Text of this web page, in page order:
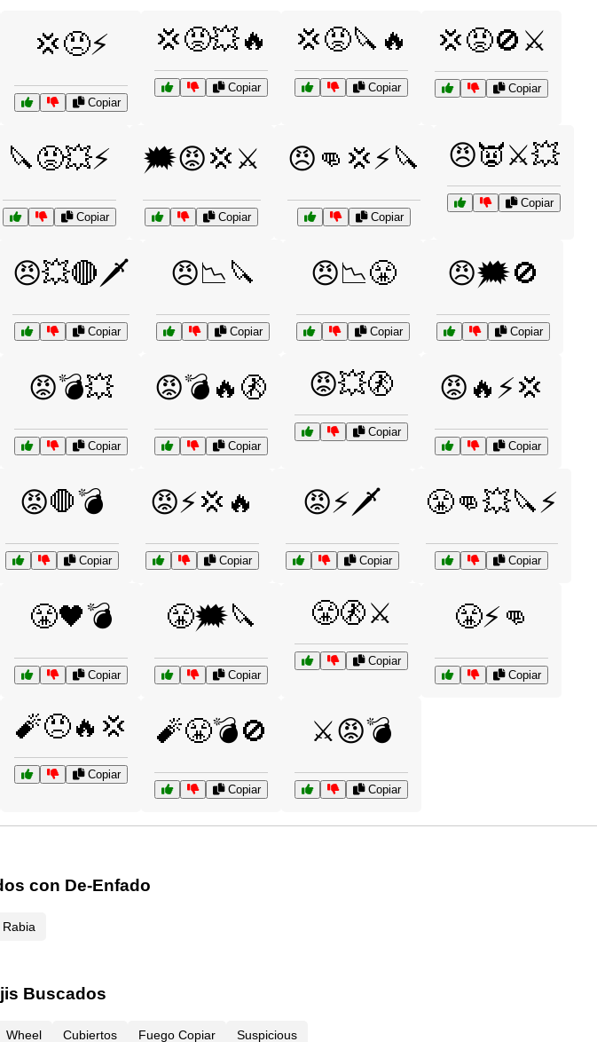
💢😠⚡
Copiar
💢😡💥🔥
Copiar
💢😡🔪🔥
Copiar
💢😡🚫⚔️
Copiar
🔪😡💥⚡
Copiar
🗯️😡💢⚔️
Copiar
😠👊💢⚡🔪
Copiar
😠👿⚔️💥
Copiar
😠💥🔴🗡️
Copiar
😠📉🔪
Copiar
😠📉😤
Copiar
😠🗯️🚫
Copiar
😡💣💥
Copiar
😡💣🔥🚷
Copiar
😡💥🚷
Copiar
😡🔥⚡💢
Copiar
😡🛑💣
Copiar
😡⚡💢🔥
Copiar
😡⚡🗡️
Copiar
😤👊💥🔪⚡
Copiar
😤🖤💣
Copiar
😤🗯️🔪
Copiar
😤🚷⚔️
Copiar
😤⚡👊
Copiar
🧨😠🔥💢
Copiar
🧨😤💣🚫
Copiar
⚔️😡💣
Copiar
con De-Enfado
Rabia
Buscados
Wheel Cubiertos Fuego Copiar Suspicious